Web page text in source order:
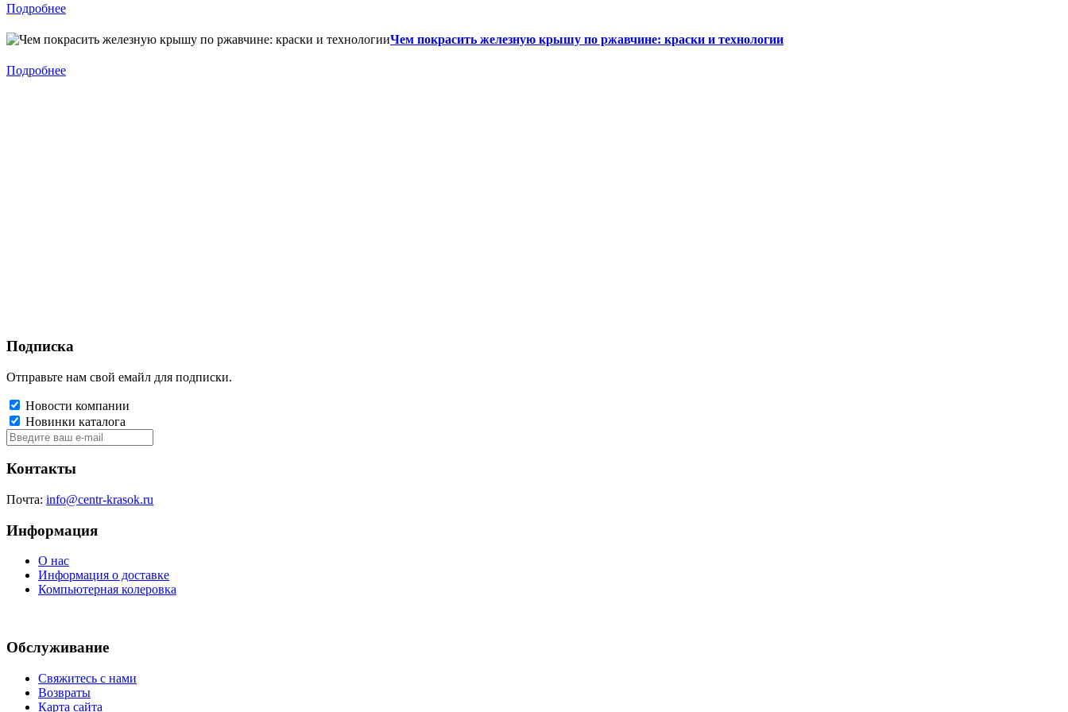
Подробнее
Чем покрасить железную крышу по ржавчине: краски и технологии
Подробнее
Подписка
Отправьте нам свой емайл для подписки.
Новости компании
Новинки каталога
Контакты
Почта: info@centr-krasok.ru
Информация
О нас
Информация о доставке
Компьютерная колеровка
Обслуживание
Свяжитесь с нами
Возвраты
Карта сайта